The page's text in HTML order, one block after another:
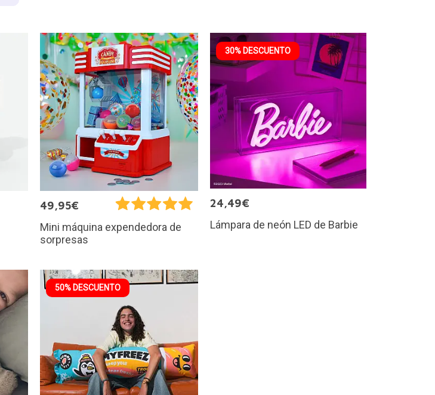
49,95€
Mini máquina expendedora de
sorpresas
30% DESCUENTO
24,49€
Lámpara de neón LED de Barbie
50% DESCUENTO